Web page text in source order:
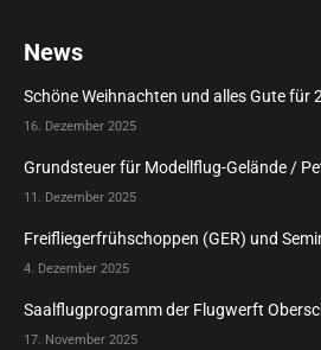
News
Schöne Weihnachten und alles Gute für
16. Dezember 2025
Grundsteuer für Modellflug-Gelände /
11. Dezember 2025
Freifliegerfrühschoppen (GER) und
4. Dezember 2025
Saalflugprogramm der Flugwerft
17. November 2025